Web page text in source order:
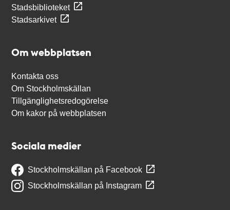
Stadsbiblioteket
Stadsarkivet
Om webbplatsen
Kontakta oss
Om Stockholmskällan
Tillgänglighetsredogörelse
Om kakor på webbplatsen
Sociala medier
Stockholmskällan på Facebook
Stockholmskällan på Instagram